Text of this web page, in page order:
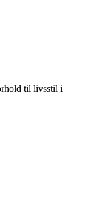
til livsstil i